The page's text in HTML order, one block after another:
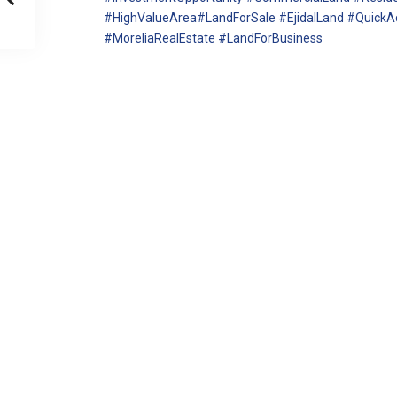
#HighValueArea#LandForSale #EjidalLand
#MoreliaRealEstate #LandForBusiness